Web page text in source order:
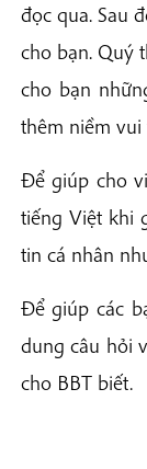
đọc qua. Sau
cho bạn. Quý
cho bạn
thêm niềm
Để giúp cho
tiếng Việt khi
tin cá nhân
Để giúp các
dung câu hỏi
cho BBT biết.